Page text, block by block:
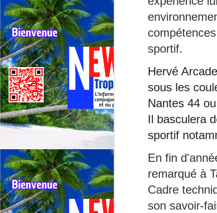
sportif.
Hervé
sous les
Nantes 44
Il basculera
sportif
En fin
remarqué à
Cadre
son savoir-